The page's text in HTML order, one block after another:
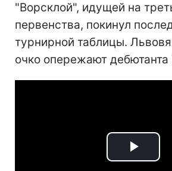
"Ворсклой", идущей на
первенства, покинул
турнирной таблицы.
очко опережают
Play